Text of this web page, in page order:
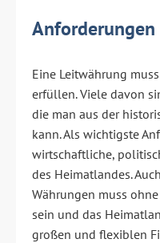
Eine Leitwährung
erfüllen. Viele davon
die man aus der
kann. Als wichtigste
wirtschaftliche,
des Heimatlandes.
Währungen muss
sein und das
großen und flexiblen